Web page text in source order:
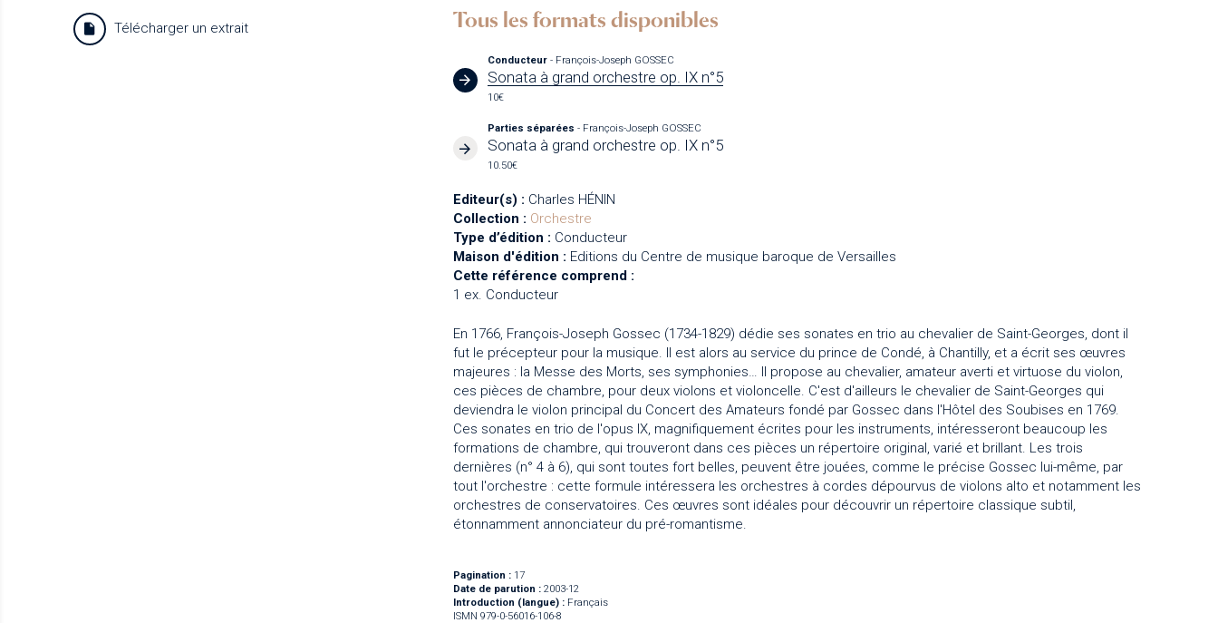
Télécharger un extrait Tous les formats disponibles
Conducteur- François-Joseph GOSSEC
Sonata à grand orchestre op. IX n°5
10€
Parties séparées- François-Joseph GOSSEC
Sonata à grand orchestre op. IX n°5
10.50€
Editeur(s) : Charles HÉNIN
Collection : Orchestre
Type d’édition : Conducteur
Maison d'édition : Editions du Centre de musique baroque de Versailles
Cette référence comprend :
1 ex. Conducteur
En 1766, François-Joseph Gossec (1734-1829) dédie ses sonates en trio au chevalier de Saint-Georges, dont il
fut le précepteur pour la musique. Il est alors au service du prince de Condé, à Chantilly, et a écrit ses œuvres
majeures : la Messe des Morts, ses symphonies… Il propose au chevalier, amateur averti et virtuose du violon,
ces pièces de chambre, pour deux violons et violoncelle. C'est d'ailleurs le chevalier de Saint-Georges qui
deviendra le violon principal du Concert des Amateurs fondé par Gossec dans l'Hôtel des Soubises en 1769.
Ces sonates en trio de l'opus IX, magnifiquement écrites pour les instruments, intéresseront beaucoup les
formations de chambre, qui trouveront dans ces pièces un répertoire original, varié et brillant. Les trois
dernières (n° 4 à 6), qui sont toutes fort belles, peuvent être jouées, comme le précise Gossec lui-même, par
tout l'orchestre : cette formule intéressera les orchestres à cordes dépourvus de violons alto et notamment les
orchestres de conservatoires. Ces œuvres sont idéales pour découvrir un répertoire classique subtil,
étonnamment annonciateur du pré-romantisme.
Pagination : 17
Date de parution : 2003-12
Introduction (langue) : Français
ISMN 979-0-56016-106-8